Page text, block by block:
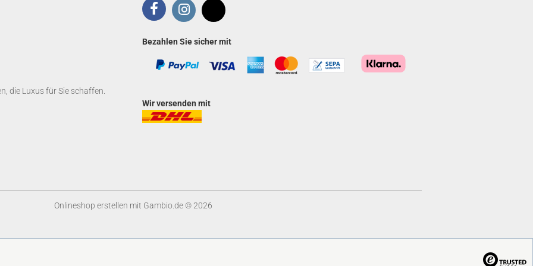
die Luxus für Sie schaffen.
Bezahlen Sie sicher mit
Wir versenden mit
Onlineshop erstellen mit Gambio.de © 2026